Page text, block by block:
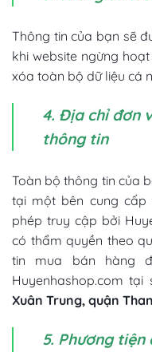
Thông tin của bạn sẽ
khi website ngừng
xóa toàn bộ dữ liệu cá
4. Địa chỉ đơn
thông tin
Toàn bộ thông tin của
tại một bên cung cấp
phép truy cập bởi
có thẩm quyền theo
tin mua bán hàng
Huyenhashop.com
Xuân Trung, quận
5. Phương tiện